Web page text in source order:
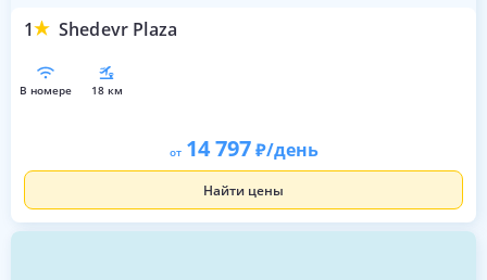
1 Shedevr Plaza
в номере 18 км
от 14 797 /день
Найти цены